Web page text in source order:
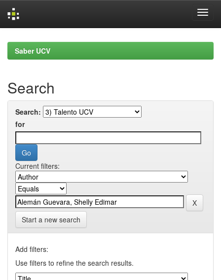
navigationSaber UCV
Search
Search:
for
Current filters:
Start a new search
Add filters:
Use filters to refine the search results.